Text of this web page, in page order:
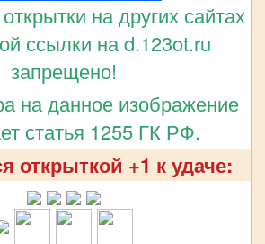
на других сайтах
ссылки на d.123ot.ru
запрещено!
на данное изображение
статья 1255 ГК РФ.
открыткой +1 к удаче: